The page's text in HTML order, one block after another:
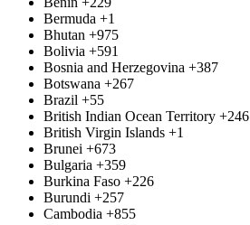
Bermuda +1
Bhutan +975
Bolivia +591
Bosnia and Herzegovina +387
Botswana +267
Brazil +55
British Indian Ocean Territory +246
British Virgin Islands +1
Brunei +673
Bulgaria +359
Burkina Faso +226
Burundi +257
Cambodia +855